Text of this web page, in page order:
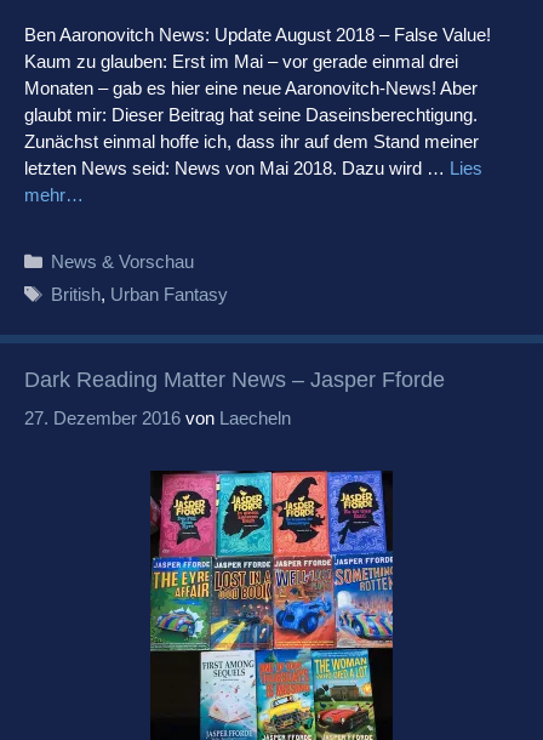
Ben Aaronovitch News: Update August 2018 – False Value!
Kaum zu glauben: Erst im Mai – vor gerade einmal drei
Monaten – gab es hier eine neue Aaronovitch-News! Aber
glaubt mir: Dieser Beitrag hat seine Daseinsberechtigung.
Zunächst einmal hoffe ich, dass ihr auf dem Stand meiner
letzten News seid: News von Mai 2018. Dazu wird … Lies
mehr…
Kategorien
News & Vorschau
Schlagwörter
British, Urban Fantasy
Dark Reading Matter News – Jasper Fforde
27. Dezember 2016 von Laecheln